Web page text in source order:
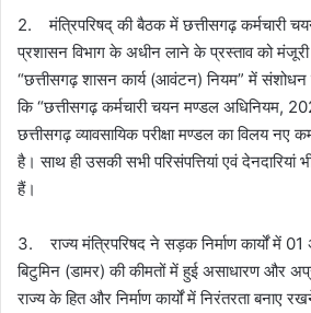
2. मंत्रिपरिषद् की बैठक में छत्तीसगढ़ कर्मचारी
प्रशासन विभाग के अधीन लाने के प्रस्ताव को
“छत्तीसगढ़ शासन कार्य (आवंटन) नियम” में
कि “छत्तीसगढ़ कर्मचारी चयन मण्डल अधिनियम,
छत्तीसगढ़ व्यावसायिक परीक्षा मण्डल का विलय नए
है। साथ ही उसकी सभी परिसंपत्तियां एवं देनदारियां
हैं।
3. राज्य मंत्रिपरिषद ने सड़क निर्माण कार्यों में
बिटुमिन (डामर) की कीमतों में हुई असाधारण और
राज्य के हित और निर्माण कार्यों में निरंतरता बनाए